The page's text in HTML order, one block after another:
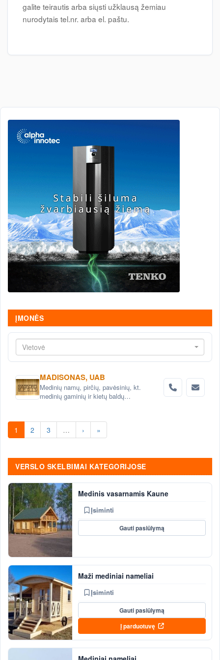
galite teirautis arba siųsti užklausą žemiau
nurodytais tel.nr. arba el. paštu.
ĮMONĖS
Vietovė
MADISONAS, UAB
Medinių namų, pirčių, pavėsinių, kt.
medinių gaminių ir kietų baldų
1 2 3 … › »
VERSLO SKELBIMAI KATEGORIJOSE
Medinis vasarnamis Kaune
Įsiminti
Gauti pasiūlymą
Maži mediniai nameliai
Įsiminti
Gauti pasiūlymą
Į parduotuvę